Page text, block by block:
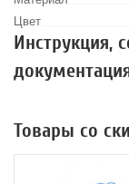
Цвет
Инструкция,
Товары со